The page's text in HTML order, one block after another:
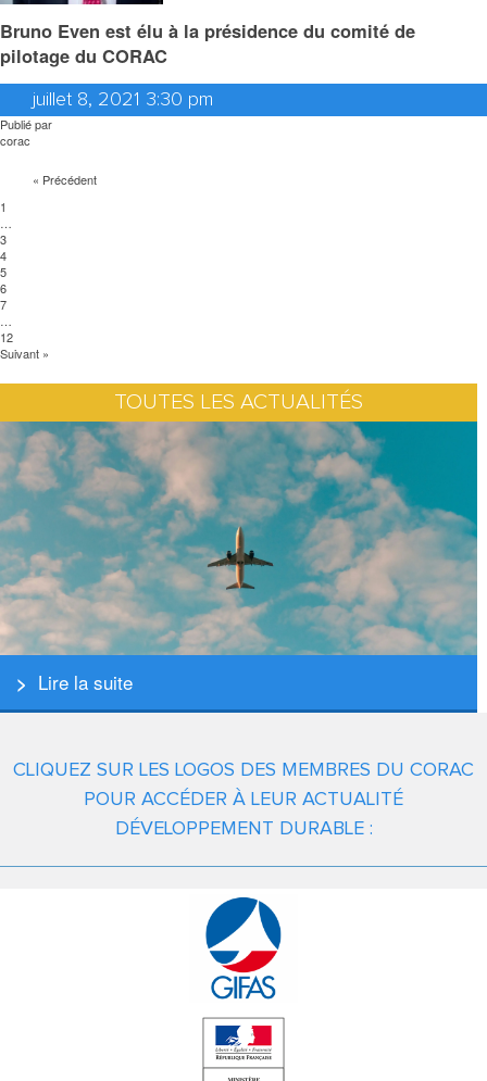
Bruno Even est élu à la présidence du comité de
pilotage du CORAC
juillet 8, 2021 3:30 pm
Publié par
corac
« Précédent
1
…
3
4
5
6
7
…
12
Suivant »
TOUTES LES ACTUALITÉS
Lire la suite
CLIQUEZ SUR LES LOGOS DES MEMBRES DU CORAC
POUR ACCÉDER À LEUR ACTUALITÉ
DÉVELOPPEMENT DURABLE :